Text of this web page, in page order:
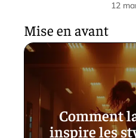
12
Mise en avant
Comment
inspire les